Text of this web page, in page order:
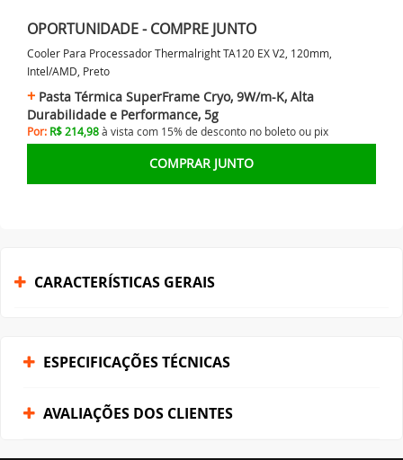
OPORTUNIDADE - COMPRE JUNTO
Cooler Para Processador Thermalright TA120 EX V2, 120mm,
Intel/AMD, Preto
Pasta Térmica SuperFrame Cryo, 9W/m-K, Alta
Durabilidade e Performance, 5g
Por: R$ 214,98à vista com 15% de desconto no boleto ou pix
COMPRAR JUNTO
CARACTERÍSTICAS GERAIS
ESPECIFICAÇÕES TÉCNICAS
AVALIAÇÕES DOS CLIENTES